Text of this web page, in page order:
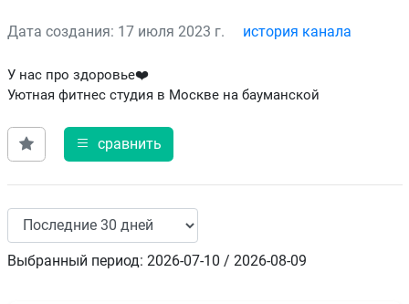
Дата создания: 17 июля 2023 г. история канала
У нас про здоровье❤️
Уютная фитнес студия в Москве на бауманской
сравнить
Выбранный период: 2026-07-10 / 2026-08-09